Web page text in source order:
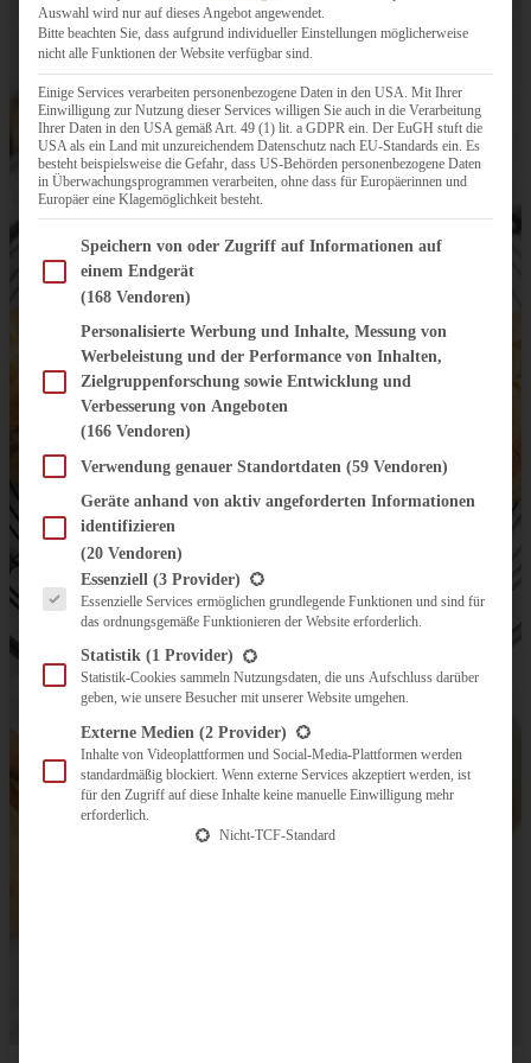
Auswahl wird nur auf dieses Angebot angewendet.
Bitte beachten Sie, dass aufgrund individueller Einstellungen möglicherweise
nicht alle Funktionen der Website verfügbar sind.
Einige Services verarbeiten personenbezogene Daten in den USA. Mit Ihrer
Einwilligung zur Nutzung dieser Services willigen Sie auch in die Verarbeitung
Ihrer Daten in den USA gemäß Art. 49 (1) lit. a GDPR ein. Der EuGH stuft die
USA als ein Land mit unzureichendem Datenschutz nach EU-Standards ein. Es
besteht beispielsweise die Gefahr, dass US-Behörden personenbezogene Daten
in Überwachungsprogrammen verarbeiten, ohne dass für Europäerinnen und
Europäer eine Klagemöglichkeit besteht.
Im Folgenden finden Sie eine Liste der Zwecke des IAB Transparency and Consent
Speichern von oder Zugriff auf Informationen auf
einem Endgerät
(168 Vendoren)
Personalisierte Werbung und Inhalte, Messung von
Werbeleistung und der Performance von Inhalten,
Zielgruppenforschung sowie Entwicklung und
Verbesserung von Angeboten
(166 Vendoren)
Verwendung genauer Standortdaten (59 Vendoren)
Geräte anhand von aktiv angeforderten Informationen
identifizieren
(20 Vendoren)
Es folgt eine Liste der Service-Gruppen, für die eine Einwilligung erteilt werden
Essenziell (3 Provider)
Essenzielle Services ermöglichen grundlegende Funktionen und sind für
das ordnungsgemäße Funktionieren der Website erforderlich.
Statistik (1 Provider)
Statistik-Cookies sammeln Nutzungsdaten, die uns Aufschluss darüber
geben, wie unsere Besucher mit unserer Website umgehen.
Externe Medien (2 Provider)
Inhalte von Videoplattformen und Social-Media-Plattformen werden
standardmäßig blockiert. Wenn externe Services akzeptiert werden, ist
für den Zugriff auf diese Inhalte keine manuelle Einwilligung mehr
erforderlich.
Nicht-TCF-Standard